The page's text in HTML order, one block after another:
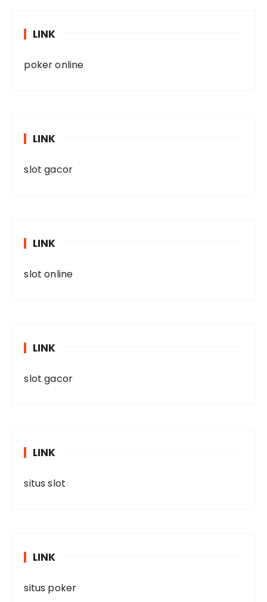
LINK
poker online
LINK
slot gacor
LINK
slot online
LINK
slot gacor
LINK
situs slot
LINK
situs poker